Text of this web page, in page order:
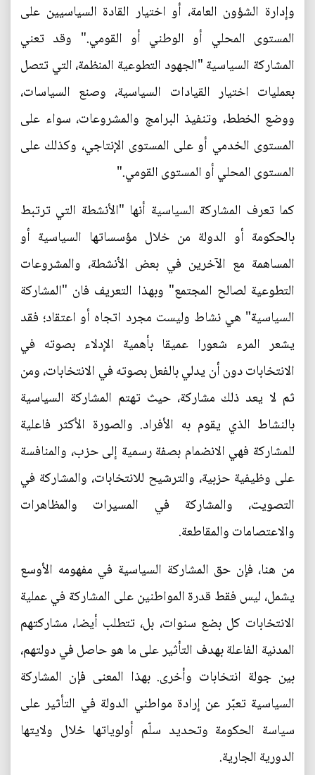
وإدارة الشؤون العامة، أو اختيار القادة السياسيين على
المستوى المحلي أو الوطني أو القومي." وقد تعني
المشاركة السياسية "الجهود التطوعية المنظمة، التي تتصل
بعمليات اختيار القيادات السياسية، وصنع السياسات،
ووضع الخطط، وتنفيذ البرامج والمشروعات، سواء على
المستوى الخدمي أو على المستوى الإنتاجي، وكذلك على
المستوى المحلي أو المستوى القومي."
كما تعرف المشاركة السياسية أنها "الأنشطة التي ترتبط
بالحكومة أو الدولة من خلال مؤسساتها السياسية أو
المساهمة مع الآخرين في بعض الأنشطة، والمشروعات
التطوعية لصالح المجتمع" وبهذا التعريف فان "المشاركة
السياسية" هي نشاط وليست مجرد اتجاه أو اعتقاد؛ فقد
يشعر المرء شعورا عميقا بأهمية الإدلاء بصوته في
الانتخابات دون أن يدلي بالفعل بصوته في الانتخابات، ومن
ثم لا يعد ذلك مشاركة، حيث تهتم المشاركة السياسية
بالنشاط الذي يقوم به الأفراد. والصورة الأكثر فاعلية
للمشاركة فهي الانضمام بصفة رسمية إلى حزب، والمنافسة
على وظيفية حزبية، والترشيح للانتخابات، والمشاركة في
التصويت، والمشاركة في المسيرات والمظاهرات
والاعتصامات والمقاطعة.
من هنا، فإن حق المشاركة السياسية في مفهومه الأوسع
يشمل، ليس فقط قدرة المواطنين على المشاركة في عملية
الانتخابات كل بضع سنوات، بل، تتطلب أيضا، مشاركتهم
المدنية الفاعلة بهدف التأثير على ما هو حاصل في دولتهم،
بين جولة انتخابات وأخرى. بهذا المعنى فإن المشاركة
السياسية تعبّر عن إرادة مواطني الدولة في التأثير على
سياسة الحكومة وتحديد سلّم أولوياتها خلال ولايتها
الدورية الجارية.